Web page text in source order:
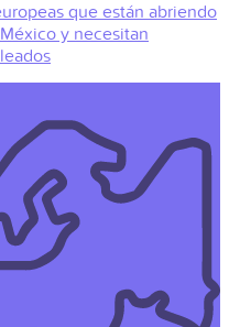
que están abriendo
y necesitan